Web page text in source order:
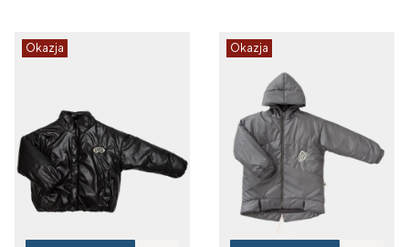
Okazja Okazja